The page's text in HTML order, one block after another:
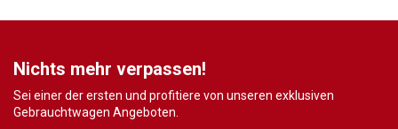
Nichts mehr verpassen!
Sei einer der ersten und profitiere von unseren exklusiven
Gebrauchtwagen Angeboten.